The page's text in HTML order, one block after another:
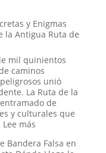
y Enigmas
la Antigua Ruta de
mil quinientos
caminos
unió
La Ruta de la
de
y culturales que
Lee más:
Secretas
Bandera Falsa en